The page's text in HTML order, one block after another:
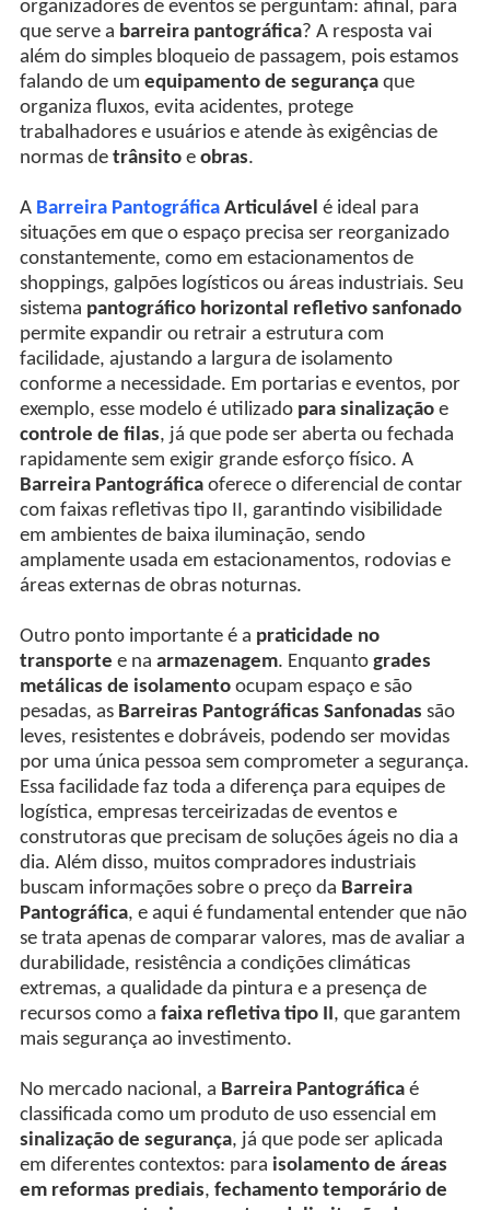
organizadores de eventos se perguntam: afinal, para
que serve a barreira pantográfica? A resposta vai
além do simples bloqueio de passagem, pois estamos
falando de um equipamento de segurançaque
organiza fluxos, evita acidentes, protege
trabalhadores e usuários e atende às exigências de
normas de trânsitoe obras.
A Barreira PantográficaArticulável é ideal para
situações em que o espaço precisa ser reorganizado
constantemente, como em estacionamentos de
shoppings, galpões logísticos ou áreas industriais. Seu
sistema pantográfico horizontal refletivo sanfonado
permite expandir ou retrair a estrutura com
facilidade, ajustando a largura de isolamento
conforme a necessidade. Em portarias e eventos, por
exemplo, esse modelo é utilizado para sinalizaçãoe
controle de filas, já que pode ser aberta ou fechada
rapidamente sem exigir grande esforço físico. A
Barreira Pantográficaoferece o diferencial de contar
com faixas refletivas tipo II, garantindo visibilidade
em ambientes de baixa iluminação, sendo
amplamente usada em estacionamentos, rodovias e
áreas externas de obras noturnas.
Outro ponto importante é a praticidade no
transporte e na armazenagem. Enquanto grades
metálicas de isolamentoocupam espaço e são
pesadas, as Barreiras Pantográficas Sanfonadas são
leves, resistentes e dobráveis, podendo ser movidas
por uma única pessoa sem comprometer a segurança.
Essa facilidade faz toda a diferença para equipes de
logística, empresas terceirizadas de eventos e
construtoras que precisam de soluções ágeis no dia a
dia. Além disso, muitos compradores industriais
buscam informações sobre o preço da Barreira
Pantográfica, e aqui é fundamental entender que não
se trata apenas de comparar valores, mas de avaliar a
durabilidade, resistência a condições climáticas
extremas, a qualidade da pintura e a presença de
recursos como a faixa refletiva tipo II , que garantem
mais segurança ao investimento.
No mercado nacional, a Barreira Pantográfica é
classificada como um produto de uso essencial em
sinalização de segurança, já que pode ser aplicada
em diferentes contextos: para isolamento de áreas
em reformas prediais, fechamento temporário de